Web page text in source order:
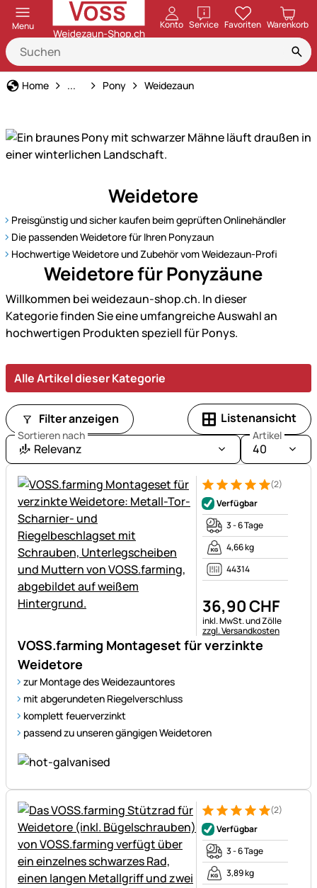
Menu Konto ServiceöffnenFavoriten Warenkorb
Home Tierart
... Pony Weidezaun
unser
Sortiment
für
bestens
ausgestattet
für
Jahreszeit
und
Wetterlage.
Weidetore
Preisgünstig und sicher kaufen beim geprüften Onlinehändler
Die passenden Weidetore für Ihren Ponyzaun
Hochwertige Weidetore und Zubehör vom Weidezaun-Profi
Weidetore für Ponyzäune
Willkommen bei weidezaun-shop.ch. In dieser
Kategorie finden Sie eine umfangreiche Auswahl an
hochwertigen Produkten speziell für Ponys.
Alle Artikel dieser Kategorie
Filter anzeigen Listenansicht
Sortieren nach
Relevanz
Artikel
40
VOSS.farming Montageset für verzinkte
Weidetore
zur Montage des Weidezauntores
mit abgerundeten Riegelverschluss
komplett feuerverzinkt
passend zu unseren gängigen Weidetoren
Bewertung: 5 von 5 (2
2 Bewertungen
(2)
Verfügbar
3 - 6 Tage
4,66 kg
44314
36,90CHF
Steuerhinweis:
inkl. MwSt. und Zölle
zzgl. Versandkosten
Bewertung: 5 von 5 (2
2 Bewertungen
(2)
Verfügbar
3 - 6 Tage
3,89 kg